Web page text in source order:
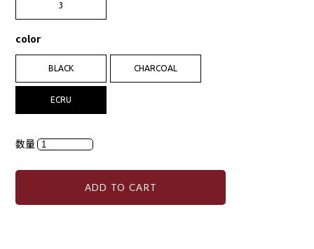
3
color
BLACK CHARCOAL
ECRU
数量
ADD TO CART